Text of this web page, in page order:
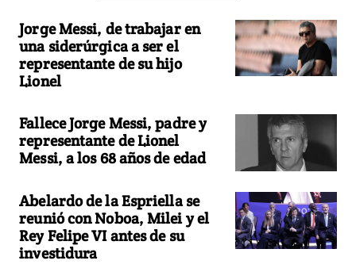
Jorge Messi, de trabajar en
una siderúrgica a ser el
representante de su hijo
Lionel
Fallece Jorge Messi, padre y
representante de Lionel
Messi, a los 68 años de edad
Abelardo de la Espriella se
reunió con Noboa, Milei y el
Rey Felipe VI antes de su
investidura